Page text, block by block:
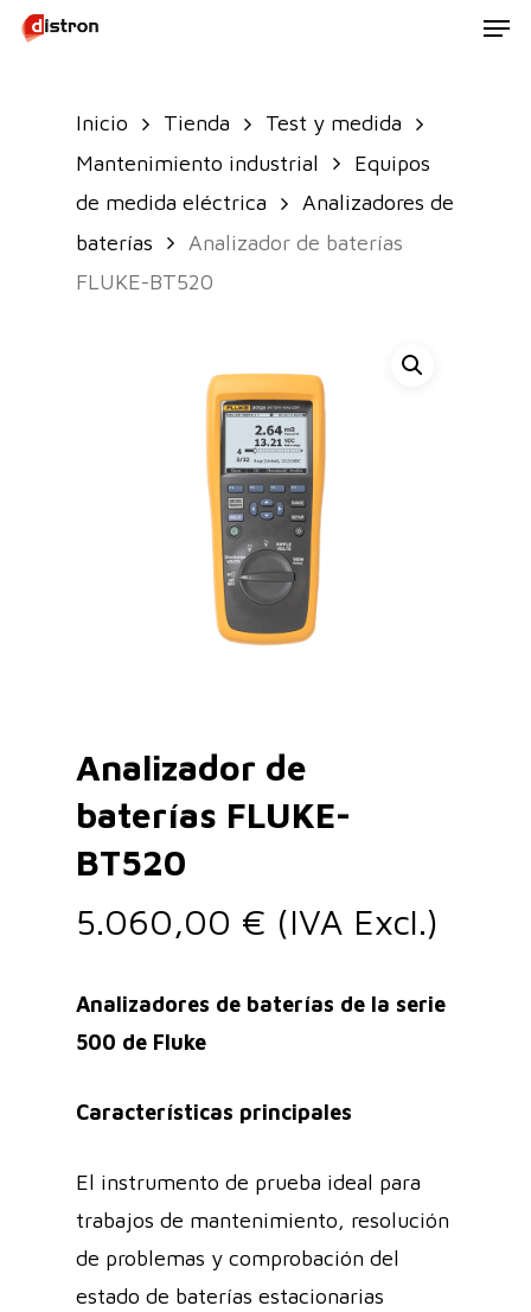
Skip
Inicio Tienda
Test y medida
Mantenimiento industrial
Equipos
de medida eléctrica
Analizadores de
baterías
Analizador de baterías
FLUKE-BT520
Analizador de
baterías FLUKE-
BT520
5.060,00 € (IVA Excl.)
Analizadores de baterías de la serie
500 de Fluke
Características principales
El instrumento de prueba ideal para
trabajos de mantenimiento, resolución
de problemas y comprobación del
estado de baterías estacionarias